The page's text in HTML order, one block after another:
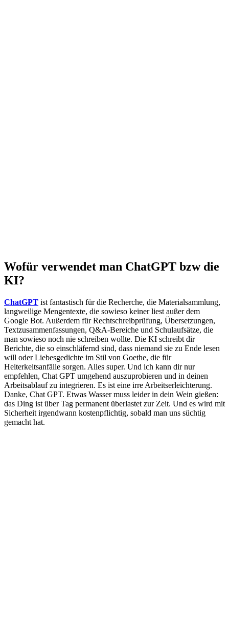
Wofür verwendet man ChatGPT bzw die
KI?
ChatGPT ist fantastisch für die Recherche, die Materialsammlung,
langweilige Mengentexte, die sowieso keiner liest außer dem
Google Bot. Außerdem für Rechtschreibprüfung, Übersetzungen,
Textzusammenfassungen, Q&A-Bereiche und Schulaufsätze, die
man sowieso noch nie schreiben wollte. Die KI schreibt dir
Berichte, die so einschläfernd sind, dass niemand sie zu Ende lesen
will oder Liebesgedichte im Stil von Goethe, die für
Heiterkeitsanfälle sorgen. Alles super. Und ich kann dir nur
empfehlen, Chat GPT umgehend auszuprobieren und in deinen
Arbeitsablauf zu integrieren. Es ist eine irre Arbeitserleichterung.
Danke, Chat GPT. Etwas Wasser muss leider in dein Wein gießen:
das Ding ist über Tag permanent überlastet zur Zeit. Und es wird mit
Sicherheit irgendwann kostenpflichtig, sobald man uns süchtig
gemacht hat.